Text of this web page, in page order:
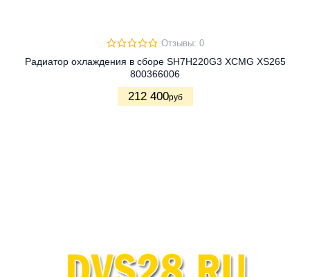
Отзывы: 0
Радиатор охлаждения в сборе SH7H220G3 XCMG XS265
800366006
212 400руб